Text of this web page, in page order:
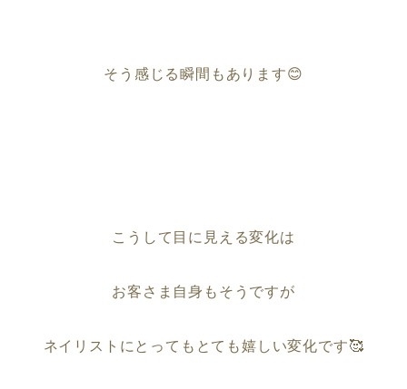
そう感じる瞬間もあります😊
こうして目に見える変化は
お客さま自身もそうですが
ネイリストにとってもとても嬉しい変化です🥰